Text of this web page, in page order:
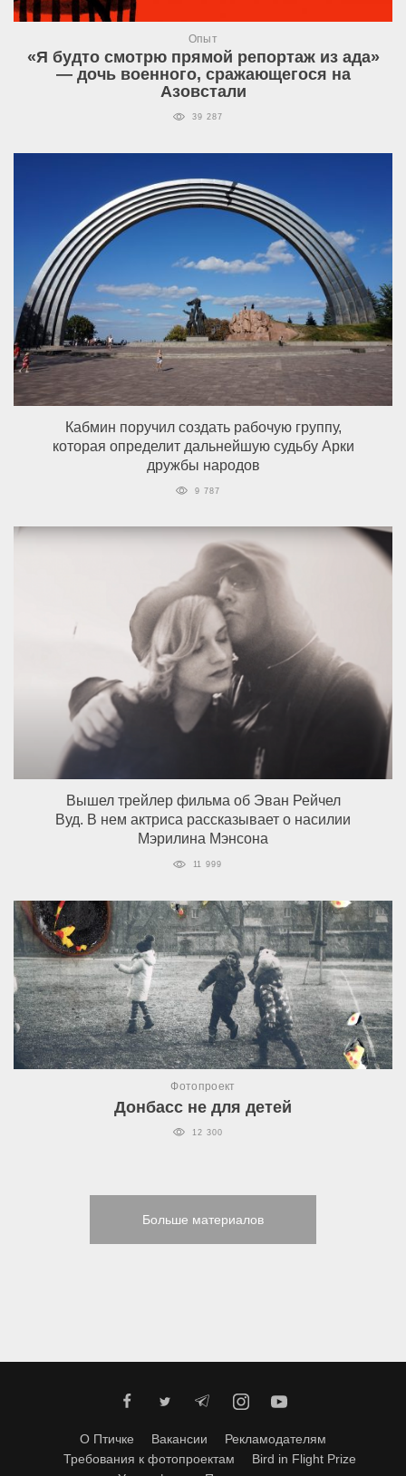
Опыт
«Я будто смотрю прямой репортаж из ада»
— дочь военного, сражающегося на
Азовстали
39 287
Кабмин поручил создать рабочую группу,
которая определит дальнейшую судьбу Арки
дружбы народов
9 787
Вышел трейлер фильма об Эван Рейчел
Вуд. В нем актриса рассказывает о насилии
Мэрилина Мэнсона
11 999
Фотопроект
Донбасс не для детей
12 300
Больше материалов
О Птичке Вакансии
Рекламодателям
Требования к фотопроектам
Bird in Flight Prize